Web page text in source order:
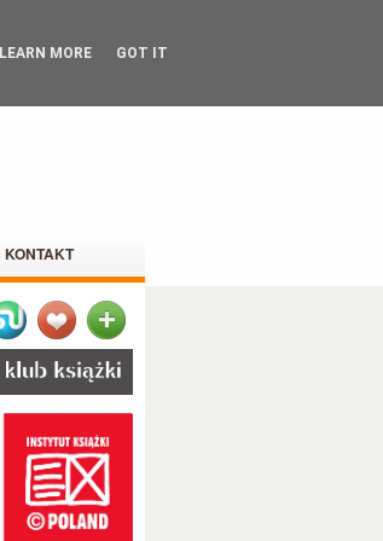
KONTAKT
LEARN MORE GOT IT